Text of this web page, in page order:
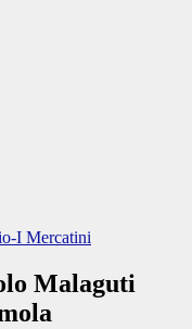
I Mercatini
Malaguti